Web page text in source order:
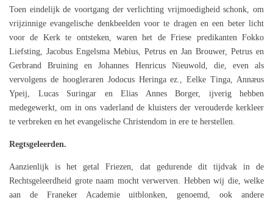
Toen eindelijk de voortgang der verlichting vrijmoedigheid schonk, om
vrijzinnige evangelische denkbeelden voor te dragen en een beter licht
voor de Kerk te ontsteken, waren het de Friese predikanten Fokko
Liefsting, Jacobus Engelsma Mebius, Petrus en Jan Brouwer, Petrus en
Gerbrand Bruining en Johannes Henricus Nieuwold, die, even als
vervolgens de hoogleraren Jodocus Heringa ez., Eelke Tinga, Annæus
Ypeij, Lucas Suringar en Elias Annes Borger, ijverig hebben
medegewerkt, om in ons vaderland de kluisters der verouderde kerkleer
te verbreken en het evangelische Christendom in ere te herstellen.
Regtsgeleerden.
Aanzienlijk is het getal Friezen, dat gedurende dit tijdvak in de
Rechtsgeleerdheid grote naam mocht verwerven. Hebben wij die, welke
aan de Franeker Academie uitblonken, genoemd, ook andere